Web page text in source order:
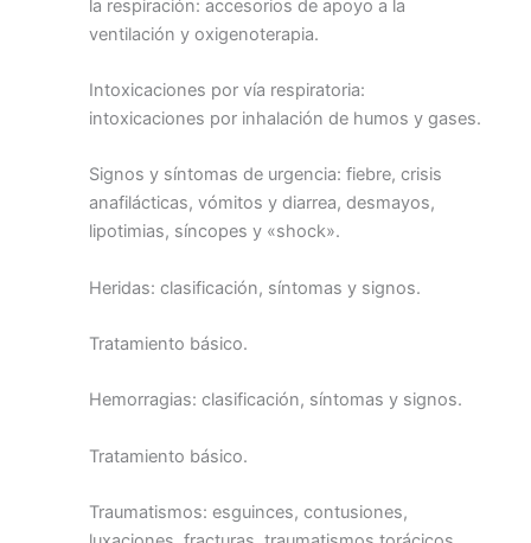
la respiración: accesorios de apoyo a la
ventilación y oxigenoterapia.
Intoxicaciones por vía respiratoria:
intoxicaciones por inhalación de humos y gases.
Signos y síntomas de urgencia: fiebre, crisis
anafilácticas, vómitos y diarrea, desmayos,
lipotimias, síncopes y «shock».
Heridas: clasificación, síntomas y signos.
Tratamiento básico.
Hemorragias: clasificación, síntomas y signos.
Tratamiento básico.
Traumatismos: esguinces, contusiones,